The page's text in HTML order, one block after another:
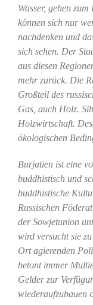
Wasser, gehen
können sich nur
nachdenken und
sich sehen. Der
aus diesen
mehr zurück. Die
Großteil des
Gas, auch Holz.
Holzwirtschaft.
ökologischen
Burjatien ist eine
buddhistisch und
buddhistische
Russischen
der Sowjetunion
wird versucht sie
Ort agierenden
betont immer
Gelder zur
wiederaufzubauen